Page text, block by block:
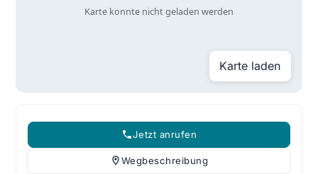
Karte laden
Jetzt anrufen
Wegbeschreibung